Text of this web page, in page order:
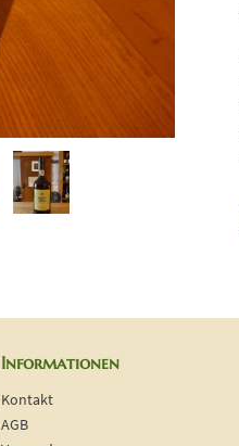
Informationen
Kontakt
AGB